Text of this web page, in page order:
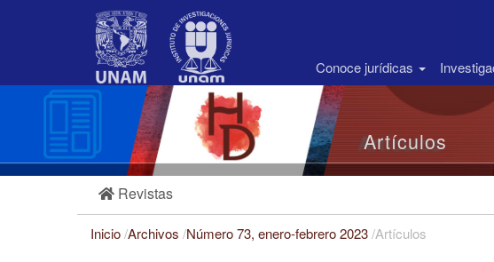
Barra
Conoce jurídicas
Artículos
Revistas
Inicio/Archivos /Número 73, enero-febrero 2023/Artículos